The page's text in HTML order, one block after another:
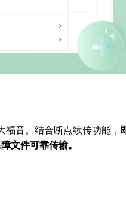
音。结合断点续传功能，
文件可靠传输。